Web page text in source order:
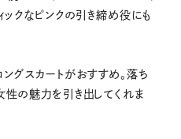
ックなピンクの引き締め役にも
グスカートがおすすめ。落ち
の魅力を引き出してくれま